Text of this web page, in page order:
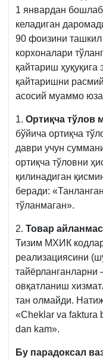
1 январдан
келадиган
90 фоизини
корхоналари
қайтариш ҳуқуқига
қайтаришни
асосий муаммо
1. Ортиқча тўлов
бўйича ортиқча
даври учун
ортиқча тўловни
қилинадиган
беради:
тўланмаган».
2. Товар
Тизим МХИК
реализациясини
тайёрланганларни
овқатланиш
тан олмайди.
«Cheklar va faktura
dan kam».
Бу парадоксал